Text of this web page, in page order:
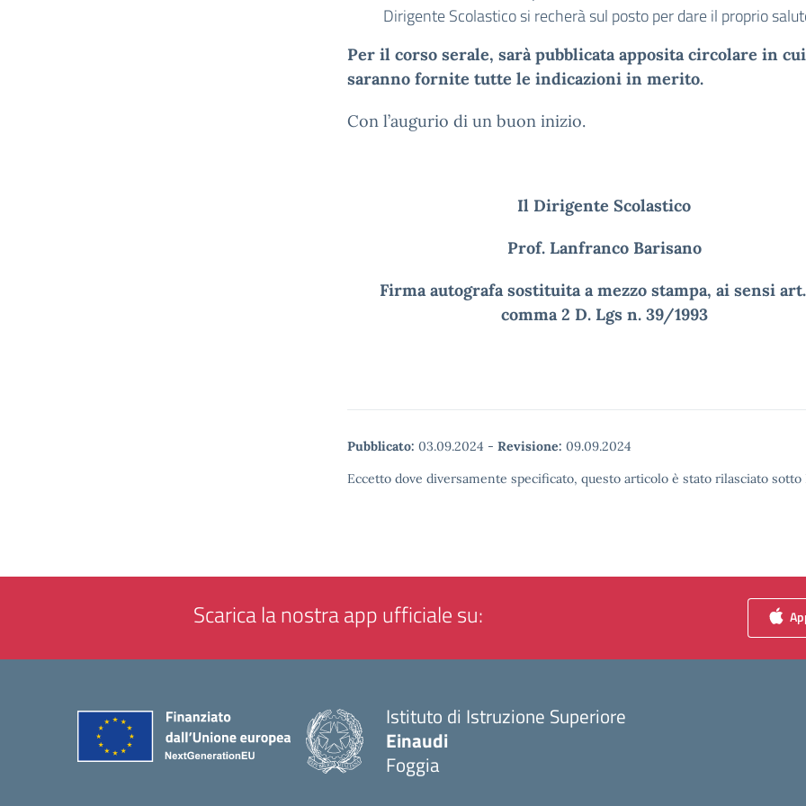
Dirigente Scolastico si recherà sul posto per dare il proprio
Per il corso serale, sarà pubblicata apposita circolare in cui
saranno fornite tutte le indicazioni in merito.
Con l’augurio di un buon inizio.
Il Dirigente Scolastico
Prof. Lanfranco Barisano
Firma autografa sostituita a mezzo stampa, ai sensi
comma 2 D. Lgs n. 39/1993
Pubblicato: 03.09.2024 - Revisione: 09.09.2024
Eccetto dove diversamente specificato, questo articolo è stato rilasciato
Scarica la nostra app ufficiale su:
Istituto di Istruzione Superiore
Einaudi
Foggia